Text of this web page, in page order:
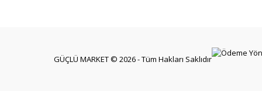
GÜÇLÜ MARKET © 2026 - Tüm Hakları Saklıdır